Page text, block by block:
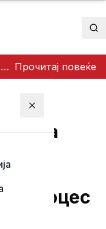
Судир на четири возила предизвика застој на патот кон Стража Прочитај повеќе
Затвори мени
процес